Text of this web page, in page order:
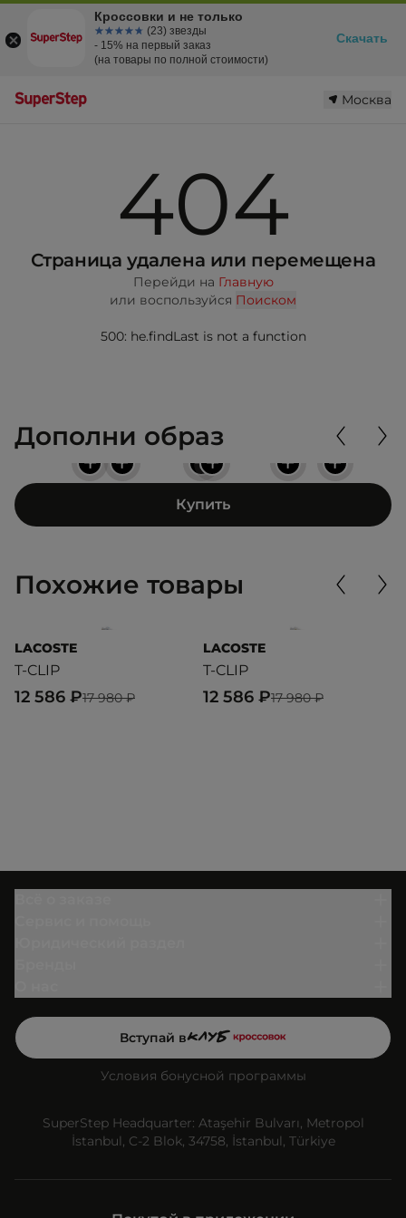
Москва
404
Страница удалена или перемещена
Перейди на Главную
или воспользуйся Поиском
500: he.findLast is not a function
Дополни образ
+
+
+ + +
+
Купить
Похожие товары
LACOSTE
T-CLIP
17 980 ₽
12 586 ₽
LACOSTE
T-CLIP
17 980 ₽
12 586 ₽
Вступай в
Условия бонусной программы
SuperStep Headquarter: Ataşehir Bulvarı, Metropol
İstanbul, C-2 Blok, 34758, İstanbul, Türkiye
Кроссовки и не только
☆☆☆☆☆
★★★★★ (23) звезды
- 15% на первый заказ
(на товары по полной стоимости)
Скачать